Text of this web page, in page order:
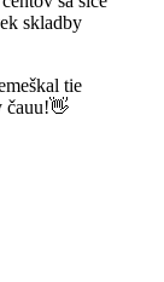
skladby
tie
čauu!👋